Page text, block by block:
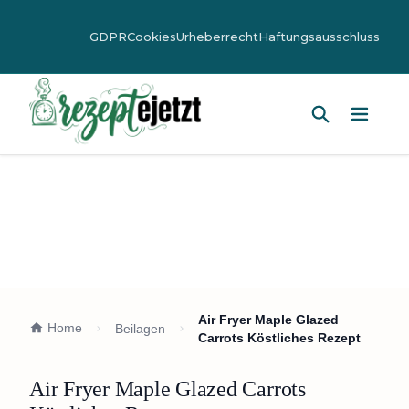
GDPRCookiesUrheberrechtHaftungsausschluss
Home Beilagen
Air Fryer Maple Glazed
Carrots Köstliches Rezept
Air Fryer Maple Glazed Carrots